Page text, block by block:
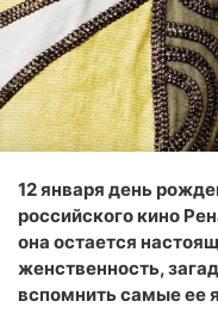
12 января день
российского кино
она остается
женственность,
вспомнить самые ее